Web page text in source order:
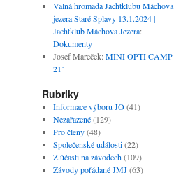
Valná hromada Jachtklubu Máchova
jezera Staré Splavy 13.1.2024 |
Jachtklub Máchova Jezera:
Dokumenty
Josef Mareček:MINI OPTI CAMP
21´
Rubriky
Informace výboru JO(41)
Nezařazené(129)
Pro členy(48)
Společenské události(22)
Z účasti na závodech(109)
Závody pořádané JMJ(63)